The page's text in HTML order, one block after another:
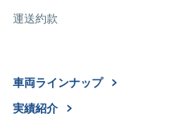
運送約款
車両ラインナップ
実績紹介